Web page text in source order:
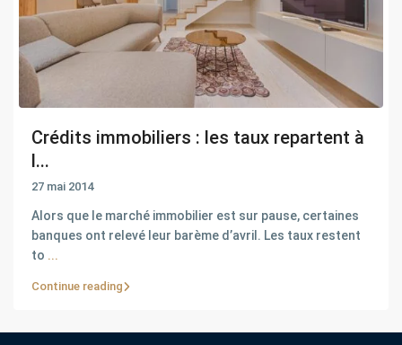
Crédits immobiliers : les taux repartent à
l...
27 mai 2014
Alors que le marché immobilier est sur pause, certaines
banques ont relevé leur barème d’avril. Les taux restent
to ...
Continue reading